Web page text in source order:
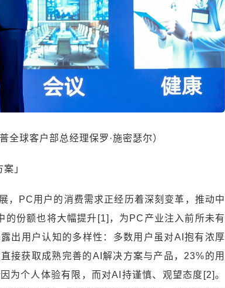
全球客户部总经理保罗·施密瑟尔）
」
，PC用户的消费需求正经历着深刻变革，推动中
份额也将大幅提升[1]，为PC产业注入前所未有
出用户认知的多样性：多数用户虽对AI抱有浓厚
接获取成熟完善的AI解决方案与产品，23%的用
为个人体验有限，而对AI持谨慎、观望态度[2]。